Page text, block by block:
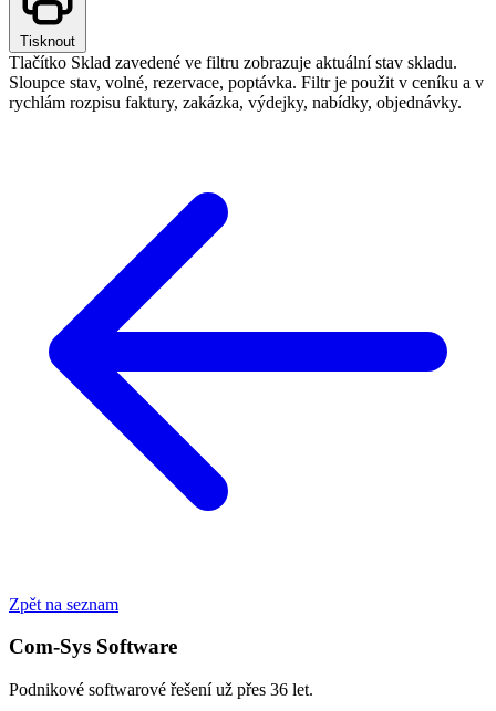
Tisknout
Tlačítko Sklad zavedené ve filtru zobrazuje aktuální stav skladu.
Sloupce stav, volné, rezervace, poptávka. Filtr je použit v ceníku a v
rychlám rozpisu faktury, zakázka, výdejky, nabídky, objednávky.
Zpět na seznam
Com-Sys Software
Podnikové softwarové řešení už přes 36 let.